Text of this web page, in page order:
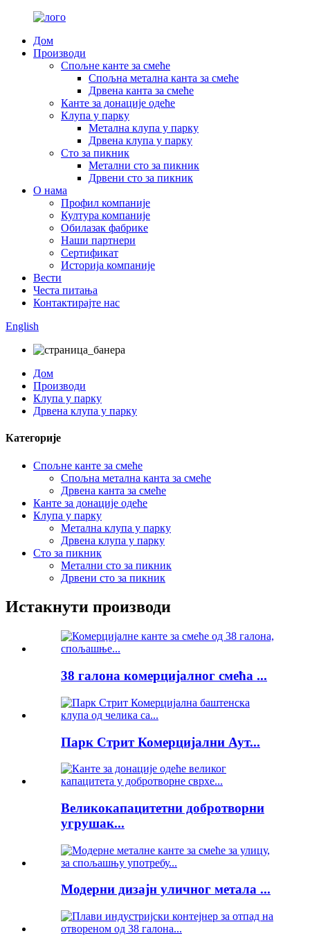
Дом
Производи
Спољне канте за смеће
Спољна метална канта за смеће
Дрвена канта за смеће
Канте за донације одеће
Клупа у парку
Метална клупа у парку
Дрвена клупа у парку
Сто за пикник
Метални сто за пикник
Дрвени сто за пикник
О нама
Профил компаније
Култура компаније
Обилазак фабрике
Наши партнери
Сертификат
Историја компаније
Вести
Честа питања
Контактирајте нас
English
Дом
Производи
Клупа у парку
Дрвена клупа у парку
Категорије
Спољне канте за смеће
Спољна метална канта за смеће
Дрвена канта за смеће
Канте за донације одеће
Клупа у парку
Метална клупа у парку
Дрвена клупа у парку
Сто за пикник
Метални сто за пикник
Дрвени сто за пикник
Истакнути производи
38 галона комерцијалног смећа ...
Парк Стрит Комерцијални Аут...
Великокапацитетни добротворни
угрушак...
Модерни дизајн уличног метала ...